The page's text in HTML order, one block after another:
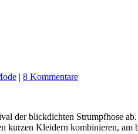
| 8 Kommentare
der blickdichten Strumpfhose
kurzen Kleidern kombinieren, am